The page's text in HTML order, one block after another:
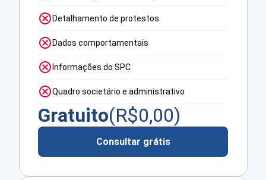
Detalhamento de protestos
Dados comportamentais
Informações do SPC
Quadro societário e administrativo
Gratuito(R$0,00)
Consultar grátis